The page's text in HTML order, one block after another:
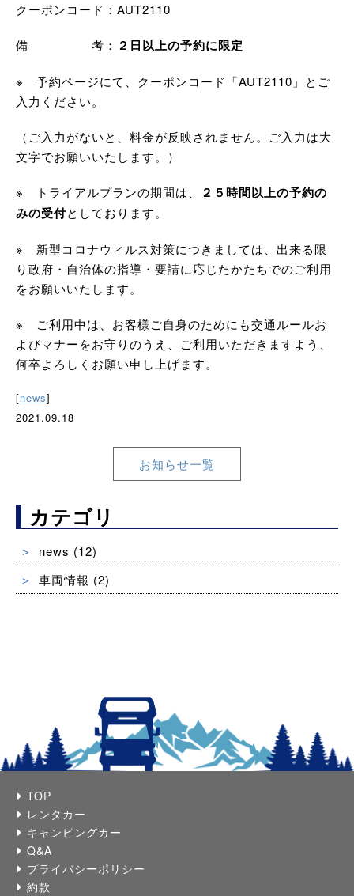
クーポンコード：AUT2110
備 考： ２日以上の予約に限定
※ 予約ページにて、クーポンコード「AUT2110」とご
入力ください。
（ご入力がないと、料金が反映されません。ご入力は大
文字でお願いいたします。）
※ トライアルプランの期間は、
２５時間以上の予約の
みの受付としております。
※ 新型コロナウィルス対策につきましては、出来る限
り政府・自治体の指導・要請に応じたかたちでのご利用
をお願いいたします。
※ ご利用中は、お客様ご自身のためにも交通ルールお
よびマナーをお守りのうえ、ご利用いただきますよう、
何卒よろしくお願い申し上げます。
[news]
2021.09.18
お知らせ一覧
カテゴリ
news (12)
車両情報 (2)
TOP
レンタカー
キャンピングカー
Q&A
プライバシーポリシー
約款